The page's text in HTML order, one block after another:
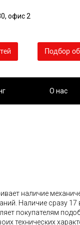
офис 2
Подбор
О нас
наличие
Наличие сразу
покупателям
технических